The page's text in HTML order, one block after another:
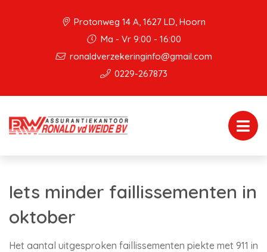
Protonweg 14 A, 1627 LD, Hoorn
Ma - Vr 9:00 - 16:00
ronaldverzekeringinfo@gmail.com
0229-267873
Iets minder faillissementen in
oktober
Het aantal uitgesproken faillissementen piekte met 911 in